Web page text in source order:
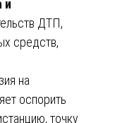
и
ДТП,
средств,
на
оспорить
точку